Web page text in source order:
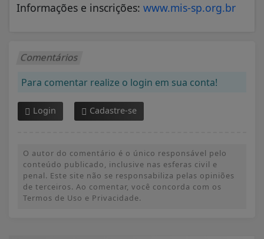
Informações e inscrições: www.mis-sp.org.br
Comentários
Para comentar realize o login em sua conta!
Login Cadastre-se
O autor do comentário é o único responsável pelo
conteúdo publicado, inclusive nas esferas civil e
penal. Este site não se responsabiliza pelas opiniões
de terceiros. Ao comentar, você concorda com os
Termos de Uso e Privacidade.